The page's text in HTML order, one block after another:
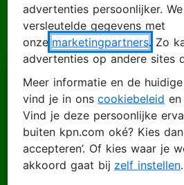
Inloggen
E-mailadres
Wachtwoord
advertenties persoonlijker.
versleutelde gegevens met
onze marketingpartners. Zo
advertenties op andere sites
Meer informatie en de
vind je in ons cookiebeleid en
Vind je deze persoonlijke
buiten kpn.com oké? Kies dan
accepteren’. Of kies waar je
akkoord gaat bij zelf instellen.